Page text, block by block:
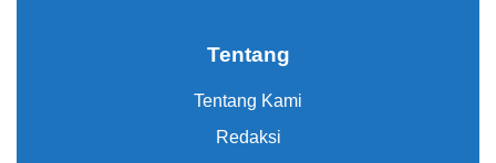
Tentang
Tentang Kami
Redaksi